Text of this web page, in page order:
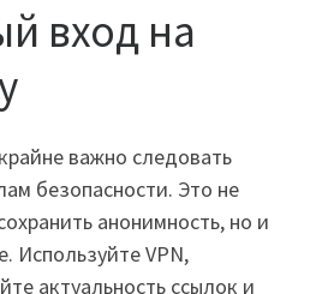
вход на
важно следовать
безопасности. Это не
анонимность, но и
Используйте VPN,
актуальность ссылок и